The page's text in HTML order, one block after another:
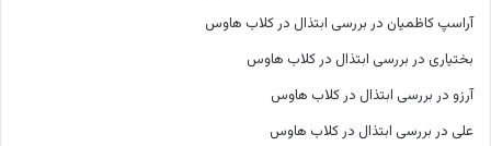
آراسپ کاظمیان در بررسی ابتذال در کلاب هاوس
بختیاری در بررسی ابتذال در کلاب هاوس
آرزو در بررسی ابتذال در کلاب هاوس
علی در بررسی ابتذال در کلاب هاوس